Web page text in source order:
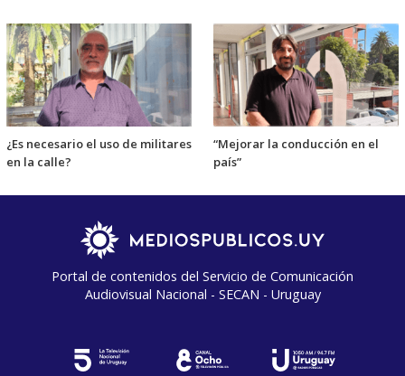
¿Es necesario el uso de militares
en la calle?
“Mejorar la conducción en el
país”
Portal de contenidos del Servicio de Comunicación
Audiovisual Nacional - SECAN - Uruguay